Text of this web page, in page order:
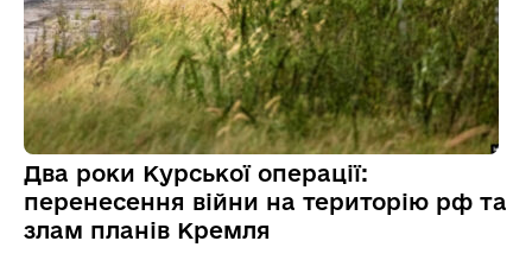
Два роки Курської операції:
перенесення війни на територію рф та
злам планів Кремля